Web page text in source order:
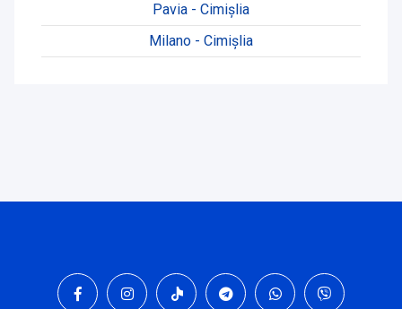
Pavia - Cimişlia
Milano - Cimişlia